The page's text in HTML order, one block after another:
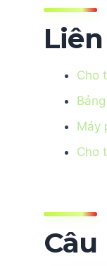
Cho
Máy
Cho